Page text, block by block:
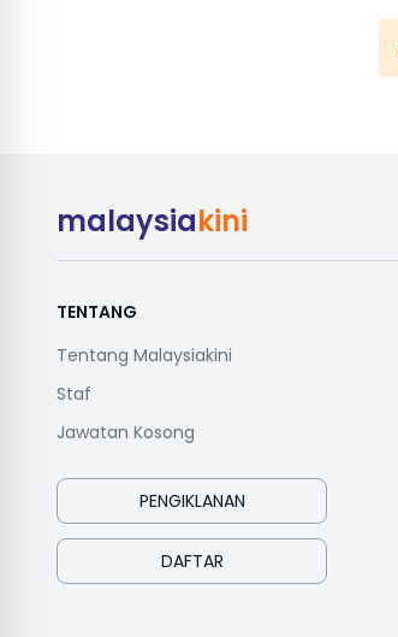
malaysiakini
TENTANG
Tentang Malaysiakini
Staf
Jawatan Kosong
PENGIKLANAN
DAFTAR